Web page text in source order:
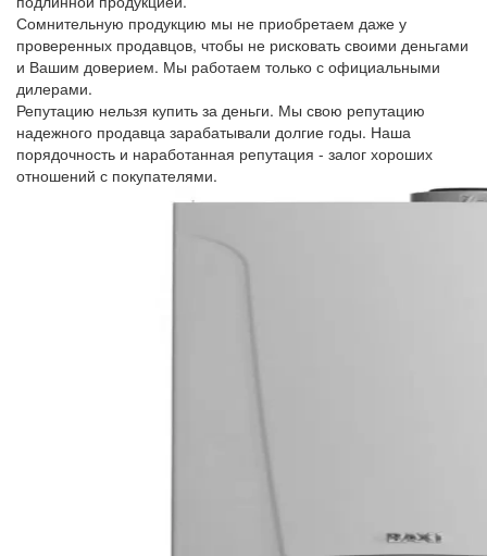
Сомнительную продукцию мы не приобретаем даже у
проверенных продавцов, чтобы не рисковать своими деньгами
и Вашим доверием. Мы работаем только с официальными
дилерами.
Репутацию нельзя купить за деньги. Мы свою репутацию
надежного продавца зарабатывали долгие годы. Наша
порядочность и наработанная репутация - залог хороших
отношений с покупателями.